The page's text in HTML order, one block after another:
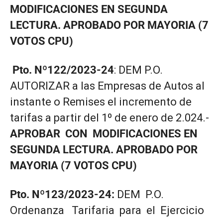
MODIFICACIONES EN SEGUNDA
LECTURA. APROBADO POR MAYORIA (7
VOTOS CPU)
Pto. Nº122/2023-24: DEM P.O.
AUTORIZAR a las Empresas de Autos al
instante o Remises el incremento de
tarifas a partir del 1º de enero de 2.024.-
APROBAR CON MODIFICACIONES EN
SEGUNDA LECTURA. APROBADO POR
MAYORIA (7 VOTOS CPU)
Pto. Nº123/2023-24: DEM P.O.
Ordenanza Tarifaria para el Ejercicio